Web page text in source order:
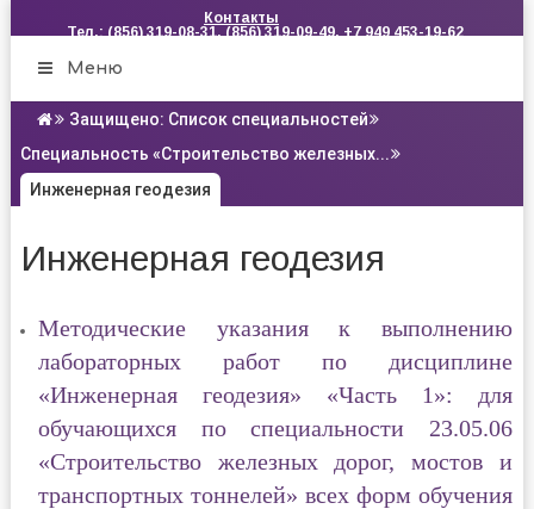
Контакты
Тел.: (856) 319-08-31, (856) 319-09-49, +7 949 453-19-62
Меню
Защищено: Список специальностей
Специальность «Строительство железных...
Инженерная геодезия
Инженерная геодезия
Методические указания к выполнению
лабораторных работ по дисциплине
«Инженерная геодезия» «Часть 1»: для
обучающихся по специальности 23.05.06
«Строительство железных дорог, мостов и
транспортных тоннелей» всех форм обучения